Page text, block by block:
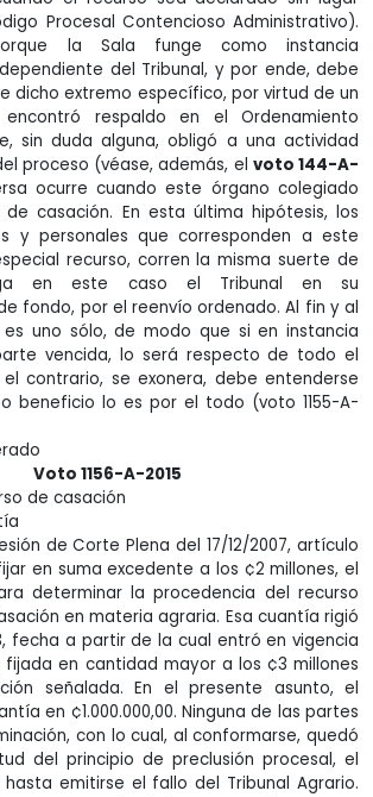
Procesal Contencioso Administrativo).
la Sala funge como instancia
del Tribunal, y por ende, debe
dicho extremo específico, por virtud de un
respaldo en el Ordenamiento
sin duda alguna, obligó a una actividad
proceso (véase, además, el voto 144-A-
ocurre cuando este órgano colegiado
casación. En esta última hipótesis, los
y personales que corresponden a este
recurso, corren la misma suerte de
en este caso el Tribunal en su
fondo, por el reenvío ordenado. Al fin y al
uno sólo, de modo que si en instancia
vencida, lo será respecto de todo el
contrario, se exonera, debe entenderse
beneficio lo es por el todo (voto 1155-A-
Voto 1156-A-2015
de casación
de Corte Plena del 17/12/2007, artículo
en suma excedente a los ¢2 millones, el
determinar la procedencia del recurso
en materia agraria. Esa cuantía rigió
fecha a partir de la cual entró en vigencia
en cantidad mayor a los ¢3 millones
señalada. En el presente asunto, el
en ¢1.000.000,00. Ninguna de las partes
con lo cual, al conformarse, quedó
del principio de preclusión procesal, el
emitirse el fallo del Tribunal Agrario.